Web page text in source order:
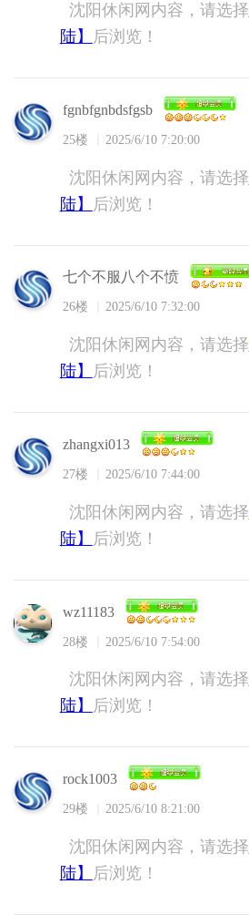
沈阳休闲网内容，请选择
陆】
后浏览！
fgnbfgnbdsfgsb
25楼 2025/6/10 7:20:00
沈阳休闲网内容，请选择
陆】
后浏览！
七个不服八个不愤
26楼 2025/6/10 7:32:00
沈阳休闲网内容，请选择
陆】
后浏览！
zhangxi013
27楼 2025/6/10 7:44:00
沈阳休闲网内容，请选择
陆】
后浏览！
wz11183
28楼 2025/6/10 7:54:00
沈阳休闲网内容，请选择
陆】
后浏览！
rock1003
29楼 2025/6/10 8:21:00
沈阳休闲网内容，请选择
陆】
后浏览！